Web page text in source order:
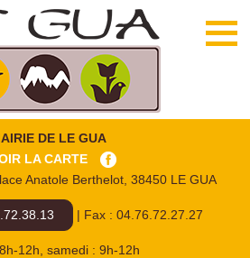
DE LE GUA
LA CARTE
Anatole Berthelot, 38450 LE GUA
| Fax : 04.76.72.27.27
12h, samedi : 9h-12h